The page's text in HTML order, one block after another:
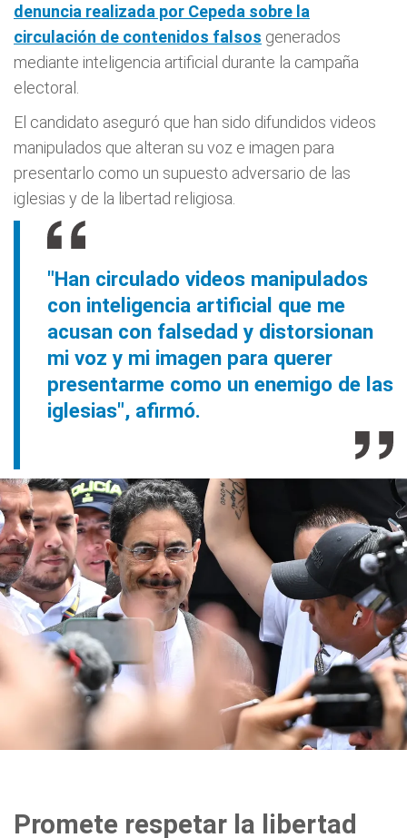
denuncia realizada por Cepeda sobre la
circulación de contenidos falsos generados
mediante inteligencia artificial durante la campaña
electoral.
El candidato aseguró que han sido difundidos videos
manipulados que alteran su voz e imagen para
presentarlo como un supuesto adversario de las
iglesias y de la libertad religiosa.
"Han circulado videos manipulados
con inteligencia artificial que me
acusan con falsedad y distorsionan
mi voz y mi imagen para querer
presentarme como un enemigo de las
iglesias", afirmó.
Promete respetar la libertad